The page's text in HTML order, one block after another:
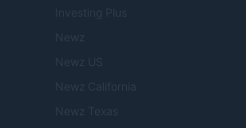
Investing Plus
Newz
Newz US
Newz California
Newz Texas